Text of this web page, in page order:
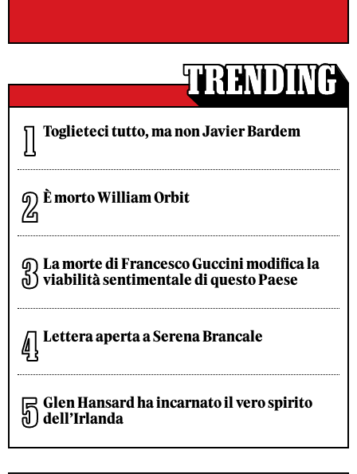
Toglieteci tutto, ma non Javier Bardem
È morto William Orbit
La morte di Francesco Guccini modifica la
viabilità sentimentale di questo Paese
Lettera aperta a Serena Brancale
Glen Hansard ha incarnato il vero spirito
dell’Irlanda